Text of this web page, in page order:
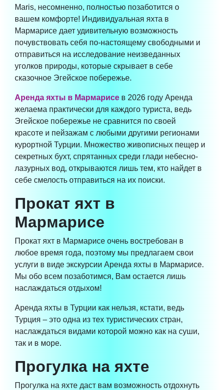
Maris, несомненно, полностью позаботится о
вашем комфорте! Индивидуальная яхта в
Мармарисе дает удивительную возможность
почувствовать себя по-настоящему свободными и
отправиться на исследование неизведанных
уголков природы, которые скрывает в себе
сказочное Эгейское побережье.
Аренда яхты в Мармарисе в 2026 году Аренда
желаема практически для каждого туриста, ведь
Эгейское побережье не сравнится по своей
красоте и пейзажам с любыми другими регионами
курортной Турции. Множество живописных пещер и
секретных бухт, спрятанных среди глади небесно-
лазурных вод, открываются лишь тем, кто найдет в
себе смелость отправиться на их поиски.
Прокат яхт в
Мармарисе
Прокат яхт в Мармарисе очень востребован в
любое время года, поэтому мы предлагаем свои
услуги в виде экскурсии Аренда яхты в Мармарисе.
Мы обо всем позаботимся, Вам остается лишь
наслаждаться отдыхом!
Аренда яхты в Турции как нельзя, кстати, ведь
Турция – это одна из тех туристических стран,
наслаждаться видами которой можно как на суши,
так и в море.
Прогулка на яхте
Прогулка на яхте даст вам возможность отдохнуть